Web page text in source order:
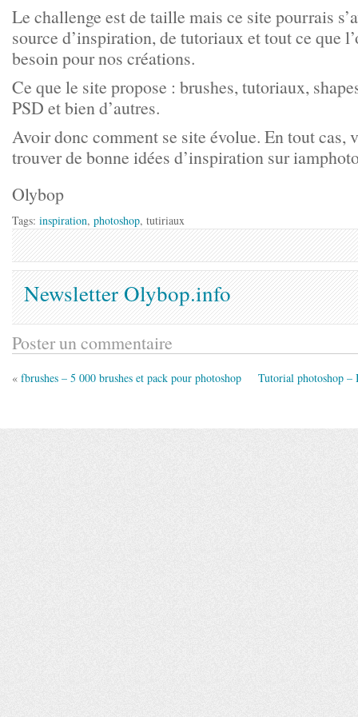
Le challenge est de taille mais ce site pourrais
source d’inspiration, de tutoriaux et tout ce que
besoin pour nos créations.
Ce que le site propose : brushes, tutoriaux,
PSD et bien d’autres.
Avoir donc comment se site évolue. En tout cas,
trouver de bonne idées d’inspiration sur
Olybop
Tags: inspiration, photoshop, tutiriaux
Newsletter Olybop.info
Poster un commentaire
« fbrushes – 5 000 brushes et pack pour photoshop Tutorial photoshop –